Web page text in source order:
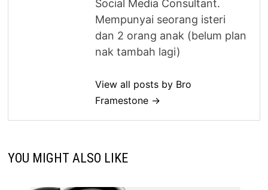
Social Media Consultant.
Mempunyai seorang isteri
dan 2 orang anak (belum plan
nak tambah lagi)
View all posts by Bro
Framestone →
YOU MIGHT ALSO LIKE